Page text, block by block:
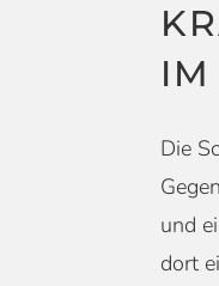
IM
Die
und
dort